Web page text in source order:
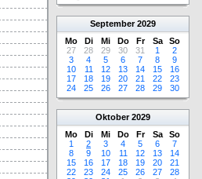
September 2029
Mo
Di Mi Do Fr Sa
So
27
28 29 30 31 1
2
3
4 5 6 7 8
9
10
11 12 13 14 15
16
17
18 19 20 21 22
23
24
25 26 27 28 29 30
Oktober 2029
Mo
Di Mi Do Fr Sa
So
1
2 3 4 5 6
7
8
9 10 11 12 13
14
15
16 17 18 19 20
21
22
23 24 25 26 27
28